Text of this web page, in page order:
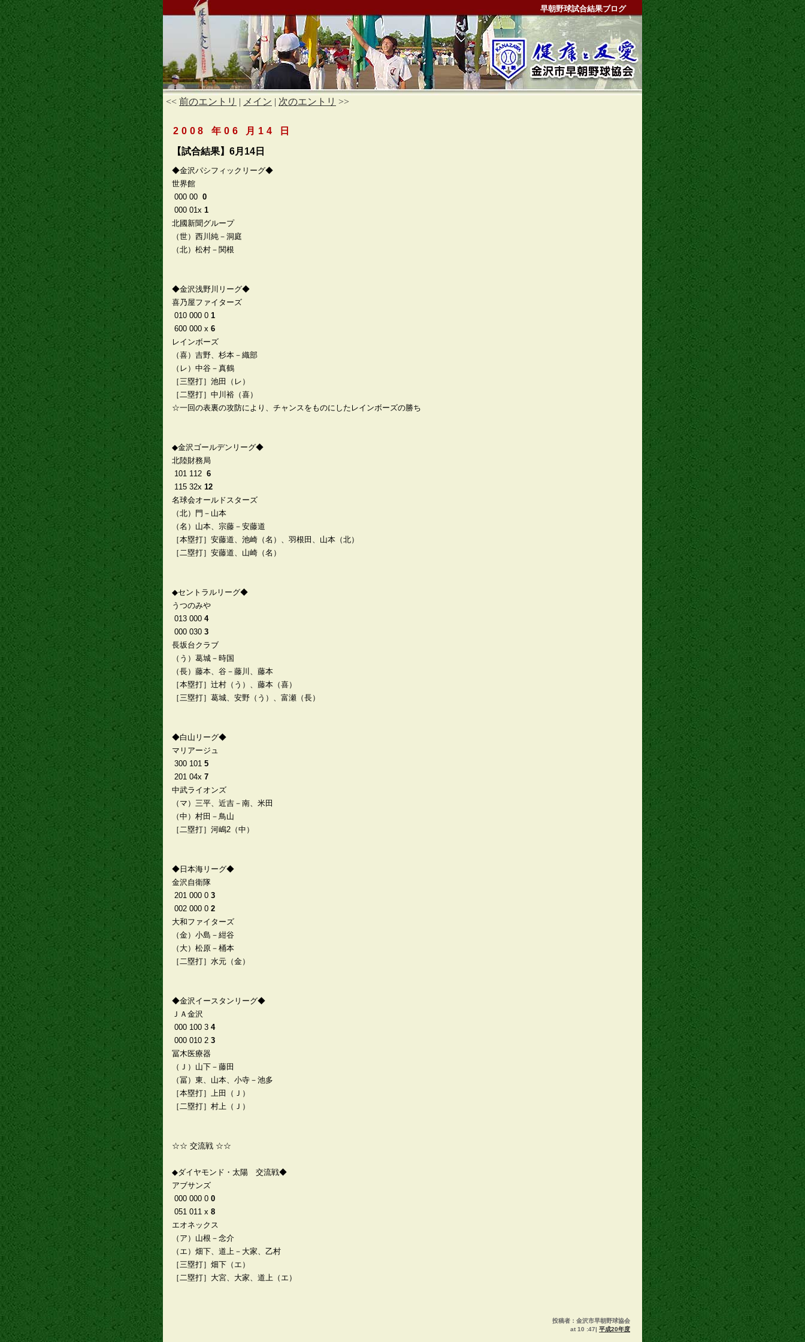
早朝野球試合結果ブログ
<< 前のエントリ | メイン | 次のエントリ >>
2008 年06 月14 日
【試合結果】6月14日
◆金沢パシフィックリーグ◆
世界館
000 00 0
000 01x 1
北國新聞グループ
（世）西川純－洞庭
（北）松村－関根
◆金沢浅野川リーグ◆
喜乃屋ファイターズ
010 000 0 1
600 000 x 6
レインボーズ
（喜）吉野、杉本－織部
（レ）中谷－真鶴
［三塁打］池田（レ）
［二塁打］中川裕（喜）
☆一回の表裏の攻防により、チャンスをものにしたレインボーズの勝ち
◆金沢ゴールデンリーグ◆
北陸財務局
101 112 6
115 32x 12
名球会オールドスターズ
（北）門－山本
（名）山本、宗藤－安藤道
［本塁打］安藤道、池崎（名）、羽根田、山本（北）
［二塁打］安藤道、山崎（名）
◆セントラルリーグ◆
うつのみや
013 000 4
000 030 3
長坂台クラブ
（う）葛城－時国
（長）藤本、谷－藤川、藤本
［本塁打］辻村（う）、藤本（喜）
［三塁打］葛城、安野（う）、富瀬（長）
◆白山リーグ◆
マリアージュ
300 101 5
201 04x 7
中武ライオンズ
（マ）三平、近吉－南、米田
（中）村田－鳥山
［二塁打］河嶋2（中）
◆日本海リーグ◆
金沢自衛隊
201 000 0 3
002 000 0 2
大和ファイターズ
（金）小島－紺谷
（大）松原－桶本
［二塁打］水元（金）
◆金沢イースタンリーグ◆
ＪＡ金沢
000 100 3 4
000 010 2 3
冨木医療器
（Ｊ）山下－藤田
（冨）東、山本、小寺－池多
［本塁打］上田（Ｊ）
［二塁打］村上（Ｊ）
☆☆ 交流戦 ☆☆
◆ダイヤモンド・太陽 交流戦◆
アブサンズ
000 000 0 0
051 011 x 8
エオネックス
（ア）山根－念介
（エ）畑下、道上－大家、乙村
［三塁打］畑下（エ）
［二塁打］大宮、大家、道上（エ）
投稿者：金沢市早朝野球協会
at 10 :47| 平成20年度